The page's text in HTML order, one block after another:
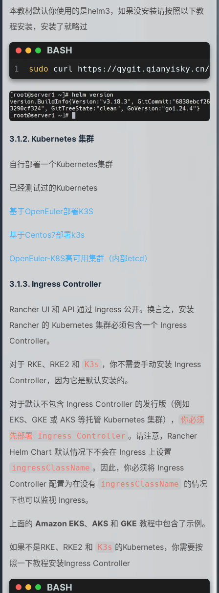
本教材默认你使用的是helm3，如果没安装请按照以下教
程安装，安装了就略过
BASH
1 sudo curl https://qygit.qianyisky.cn/
Kubernetes 集群
自行部署一个Kubernetes集群
已经测试过的Kubernetes
基于OpenEuler部署K3S
基于Centos7部署k3s
OpenEuler-K8S高可用集群（内部etcd）
Ingress Controller
Rancher UI 和 API 通过 Ingress 公开。换言之，安装
Rancher 的 Kubernetes 集群必须包含一个 Ingress
Controller。
对于 RKE、RKE2 和 K3s ，你不需要手动安装 Ingress
Controller，因为它是默认安装的。
对于默认不包含 Ingress Controller 的发行版（例如
EKS、GKE 或 AKS 等托管 Kubernetes 集群），
你必须
先部署 Ingress Controller 。请注意，Rancher
Helm Chart 默认情况下不会在 Ingress 上设置
ingressClassName 。因此，你必须将 Ingress
Controller 配置为在没有
ingressClassName
的情况
下也可以监视 Ingress。
上面的 Amazon EKS、 AKS 和 GKE 教程中包含了示例。
如果不是RKE、RKE2 和 K3s 的Kubernetes，你需要按
照一下教程安装Ingress Controller
BASH